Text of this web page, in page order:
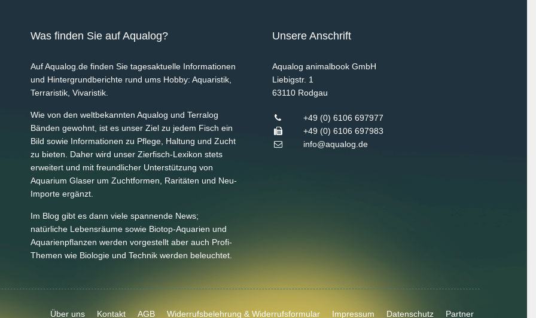
Was finden Sie auf Aqualog?
Auf Aqualog.de finden Sie tagesaktuelle Informationen
und Hintergrundberichte rund ums Hobby: Aquaristik,
Terraristik, Vivaristik.
Wie von den weltbekannten Aqualog und Terralog
Bänden gewohnt, ist es unser Ziel zu jedem Fisch ein
Bild sowie Informationen zu Pflege, Haltung und Zucht
zu bieten. Daher wird unser Zierfisch-Lexikon stets
erweitert und mit freundlicher Unterstützung von
Aquarium Glaser um Zuchtformen, Raritäten und Neu-
Importe ergänzt.
Im Blog gibt es dann viele spannende News;
natürliche Lebensräume sowie Biotop-Aquarien und
Aquarienpflanzen werden vorgestellt aber auch Profi-
Themen wie Biologie und Technik werden beleuchtet.
Unsere Anschrift
Aqualog animalbook GmbH
Liebigstr. 1
63110 Rodgau
+49 (0) 6106 697977
+49 (0) 6106 697983
info@aqualog.de
Über uns Kontakt AGB Widerrufsbelehrung & Widerrufsformular Impressum Datenschutz Partner